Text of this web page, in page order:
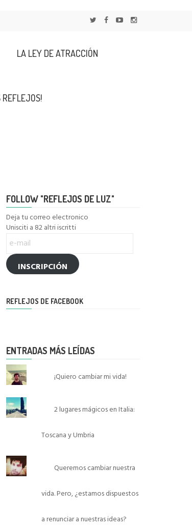
LA LEY DE ATRACCIÓN
REFLEJOS!
FOLLOW "REFLEJOS DE LUZ"
Deja tu correo electronico
Unisciti a 82 altri iscritti
mail
INSCRIPCIÓN
REFLEJOS DE FACEBOOK
ENTRADAS MÁS LEÍDAS
¡Quiero cambiar mi vida!
2 lugares mágicos en Italia:
Toscana y Umbria
Queremos cambiar nuestra
vida. Pero, ¿estamos dispuestos
a renunciar a nuestras ideas?